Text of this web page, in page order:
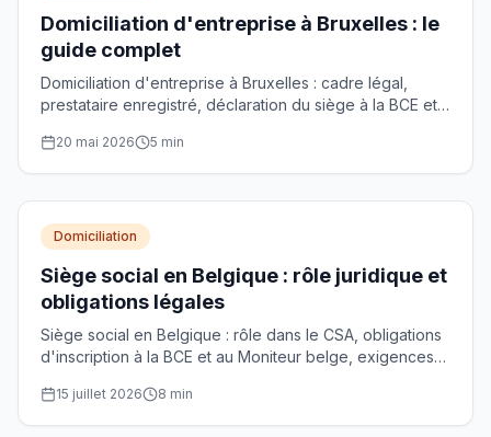
Domiciliation d'entreprise à Bruxelles : le
guide complet
Domiciliation d'entreprise à Bruxelles : cadre légal,
prestataire enregistré, déclaration du siège à la BCE et
20 mai 2026 5 min
Domiciliation
Siège social en Belgique : rôle juridique et
obligations légales
Siège social en Belgique : rôle dans le CSA, obligations
d'inscription à la BCE et au Moniteur belge, exigences
15 juillet 2026 8 min